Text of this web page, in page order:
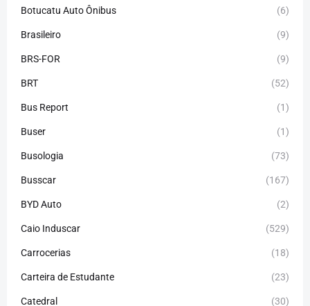
Botucatu Auto Ônibus (6)
Brasileiro (9)
BRS-FOR (9)
BRT (52)
Bus Report (1)
Buser (1)
Busologia (73)
Busscar (167)
BYD Auto (2)
Caio Induscar (529)
Carrocerias (18)
Carteira de Estudante (23)
Catedral (30)